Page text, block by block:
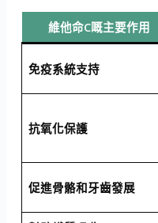
維他命C嘅主要作用
免疫系統支持
抗氧化保護
促進骨骼和牙齒發展